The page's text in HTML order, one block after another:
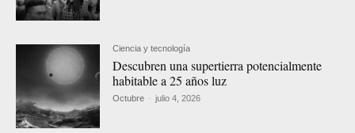
Ciencia y tecnología
Descubren una supertierra potencialmente
habitable a 25 años luz
Octubre - julio 4, 2026